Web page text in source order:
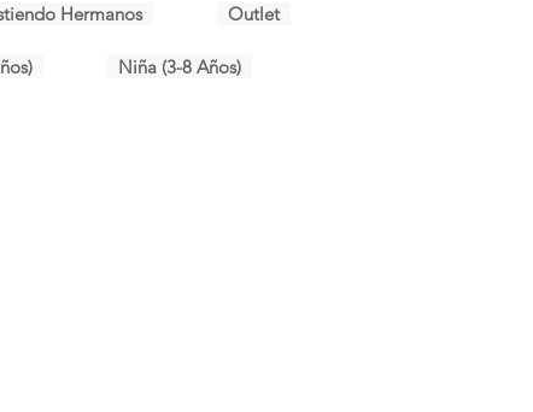
Hermanos Outlet
Niña (3-8 Años)